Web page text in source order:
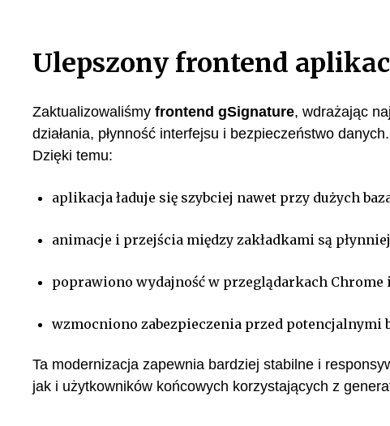
Ulepszony frontend
Zaktualizowaliśmy frontend gSignature, wdrażając
działania, płynność interfejsu i bezpieczeństwo danych.
Dzięki temu:
aplikacja ładuje się szybciej nawet przy dużych
animacje i przejścia między zakładkami są
poprawiono wydajność w przeglądarkach Chrome i
wzmocniono zabezpieczenia przed potencjalnymi
Ta modernizacja zapewnia bardziej stabilne i
jak i użytkowników końcowych korzystających z